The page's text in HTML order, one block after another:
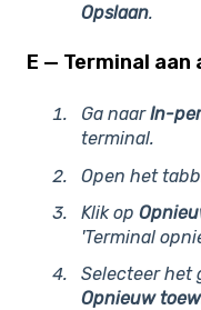
Opslaan.
E — Terminal
Ga naarIn-
terminal.
Open het
Klik op
'Terminal
Selecteer het
Opnieuw